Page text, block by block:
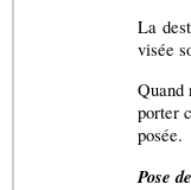
La
visée
Quand
porter
posée.
Pose